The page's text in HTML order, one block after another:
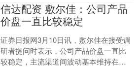
信达配资 敷尔佳：公司产品
价盘一直比较稳定
证券日报网3月10日讯，敷尔佳在接受调
研者提问时表示，公司产品价盘一直比
较稳定，主流渠道间波动基本维持在合